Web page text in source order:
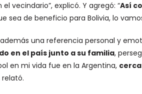
vecindario”, explicó. Y agregó: “Así
sea de beneficio para Bolivia, lo
una referencia personal y
en el país junto a su familia,
en mi vida fue en la Argentina, cerca
relató.